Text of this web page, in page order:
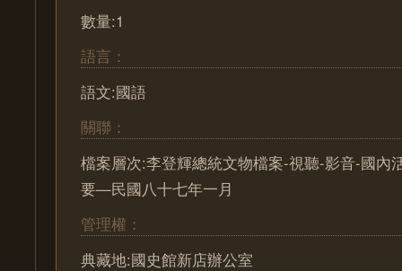
數量:1
語言：
語文:國語
關聯：
檔案層次:李登輝總統文物檔案-視聽-影音-國內
要—民國八十七年一月
管理權：
典藏地:國史館新店辦公室